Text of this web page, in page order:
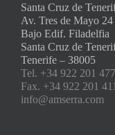
Santa Cruz de
Av. Tres de Mayo 24
Bajo Edif. Filadelfia
Santa Cruz de
Tenerife – 38005
Tel. +34 922 201 477
Fax. +34 922 201 411
info@amserra.com